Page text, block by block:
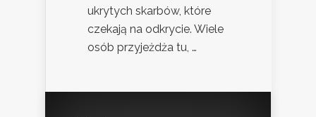
ukrytych skarbów, które
czekają na odkrycie. Wiele
osób przyjeżdża tu, …